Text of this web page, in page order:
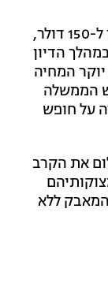
מ-75 דולר ל-150 דולר,
במהלך הדיון
המחיה
הממשלה
על חופש
את הקרב
המאבק ללא